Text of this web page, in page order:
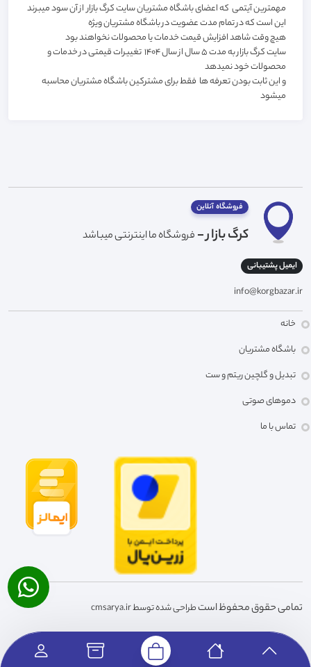
مهمترین آیتمی که اعضای باشگاه مشتریان سایت کرگ بازار از آن سود میبرند
این است که در تمام مدت عضویت در باشگاه مشتریان ویژه
هیچ وقت شاهد افزایش قیمت خدمات یا محصولات نخواهند بود
سایت کرگ بازار به مدت 5 سال از سال 1404 تغییرات قیمتی در خدمات و
محصولات خود نمیدهد
و این ثابت بودن تعرفه ها فقط برای مشترکین باشگاه مشتریان محاسبه
میشود
فروشگاه آنلاین
کرگ بازار - فروشگاه ما اینترنتی میباشد
ایمیل پشتیبانی
info@korgbazar.ir
خانه
باشگاه مشتریان
تبدیل و گلچین ریتم و ست
دموهای صوتی
تماس با ما
تمامی حقوق محفوظ استطراحی شده توسط cmsarya.ir